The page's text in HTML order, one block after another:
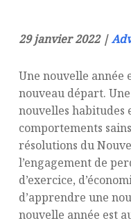
29 janvier 2022 |
Une nouvelle année
nouveau départ.
nouvelles habitudes
comportements
résolutions du
l’engagement de
d’exercice,
d’apprendre une
nouvelle année est